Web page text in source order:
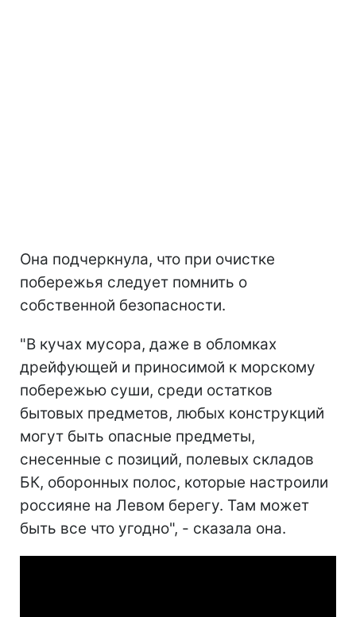
Она подчеркнула, что при очистке
побережья следует помнить о
собственной безопасности.
"В кучах мусора, даже в обломках
дрейфующей и приносимой к морскому
побережью суши, среди остатков
бытовых предметов, любых конструкций
могут быть опасные предметы,
снесенные с позиций, полевых складов
БК, оборонных полос, которые настроили
россияне на Левом берегу. Там может
быть все что угодно", - сказала она.